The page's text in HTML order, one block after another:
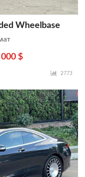
Wheelbase
$
2773